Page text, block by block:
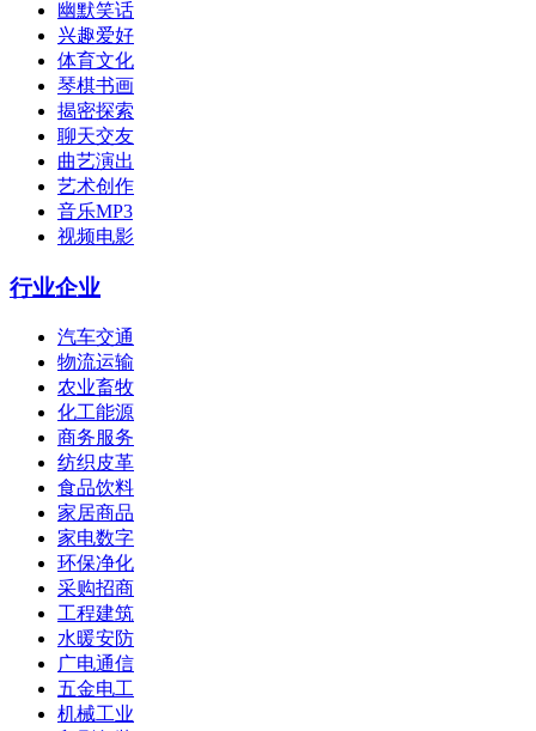
幽默笑话
兴趣爱好
体育文化
琴棋书画
揭密探索
聊天交友
曲艺演出
艺术创作
音乐MP3
视频电影
行业企业
汽车交通
物流运输
农业畜牧
化工能源
商务服务
纺织皮革
食品饮料
家居商品
家电数字
环保净化
采购招商
工程建筑
水暖安防
广电通信
五金电工
机械工业